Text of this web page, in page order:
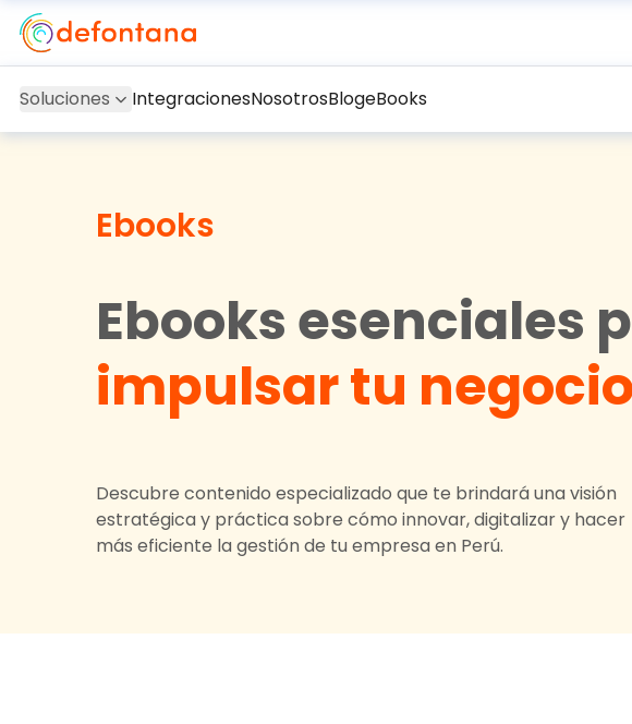
Soluciones IntegracionesNosotrosBlogeBooks
Ebooks
Ebooks esenciales
impulsar tu negocio
Descubre contenido especializado que te brindará una visión
estratégica y práctica sobre cómo innovar, digitalizar y hacer
más eficiente la gestión de tu empresa en Perú.